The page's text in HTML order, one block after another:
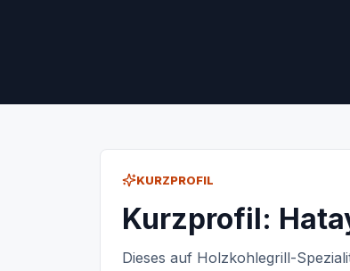
KURZPROFIL
Kurzprofil:
Dieses auf Holzkohlegrill-